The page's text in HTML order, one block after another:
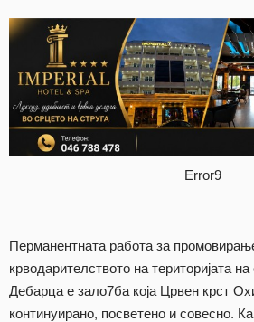
Error9
Перманентната работа за
крводарителството на територијата
Дебарца е зало7ба која Црвен крст
континуирано, посветено и совесно.